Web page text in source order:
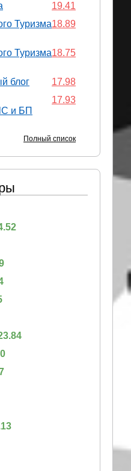
19.41
18.89
Туризма
18.75
Туризма
17.98
блог
17.93
и БП
Полный список